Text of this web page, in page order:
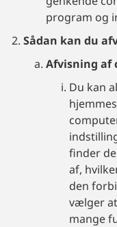
program og
Sådan kan du
Afvisning af
Du kan
finder
af,
den
vælger
mange